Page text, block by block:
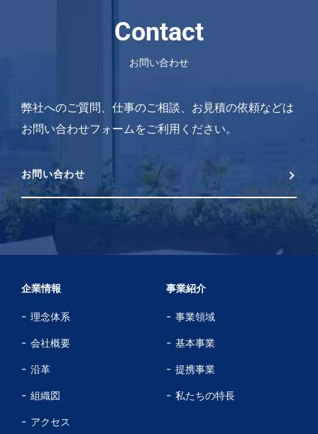
Contact
お問い合わせ
弊社へのご質問、仕事のご相談、お見積の依頼などは
お問い合わせフォームをご利用ください。
お問い合わせ
企業情報
理念体系
会社概要
沿革
組織図
アクセス
事業紹介
事業領域
基本事業
提携事業
私たちの特長